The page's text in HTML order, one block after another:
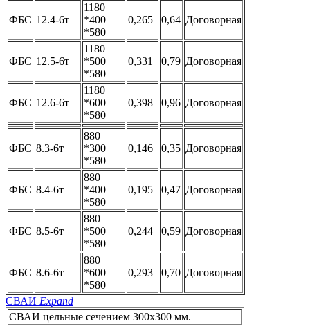
ФБС 12.4-6т
1180
*400
*580
0,265 0,64 Договорная
ФБС 12.5-6т
1180
*500
*580
0,331 0,79 Договорная
ФБС 12.6-6т
1180
*600
*580
0,398 0,96 Договорная
ФБС 8.3-6т
880
*300
*580
0,146 0,35 Договорная
ФБС 8.4-6т
880
*400
*580
0,195 0,47 Договорная
ФБС 8.5-6т
880
*500
*580
0,244 0,59 Договорная
ФБС 8.6-6т
880
*600
*580
0,293 0,70 Договорная
СВАИ Expand
СВАИ цельные сечением 300x300 мм.